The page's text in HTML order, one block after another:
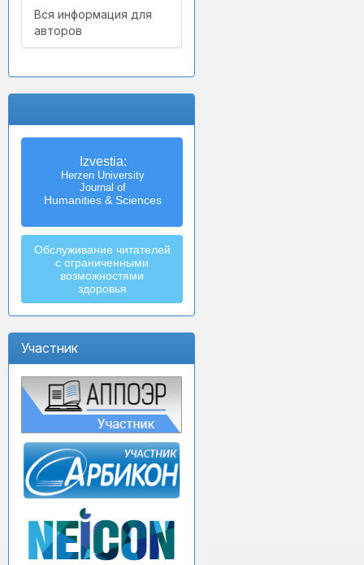
Вся информация для
авторов
Izvestia:
Herzen University
Journal of
Humanities & Sciences
Обслуживание читателей
с ограниченными
возможностями
здоровья
Участник